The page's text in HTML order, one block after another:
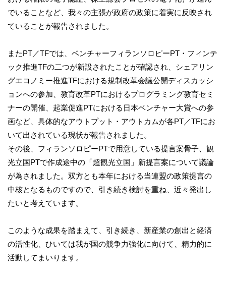
でいることなど、我々の主張が政府の政策に着実に反映され
ていることが報告されました。
またPT／TFでは、ベンチャーフィランソロピーPT・フィンテ
ック推進TFの二つが新設されたことが確認され、シェアリン
グエコノミー推進TFにおける規制改革会議公開ディスカッシ
ョンへの参加、教育改革PTにおけるプログラミング教育セミ
ナーの開催、起業促進PTにおける日本ベンチャー大賞への参
画など、具体的なアウトプット・アウトカムが各PT／TFにお
いて出されている現状が報告されました。
その後、フィランソロピーPTで用意している提言案骨子、観
光立国PTで作成途中の「超観光立国」新提言案について議論
が為されました。双方とも本年における当連盟の政策提言の
中核となるものですので、引き続き検討を重ね、近々発出し
たいと考えています。
このような成果を踏まえて、引き続き、新産業の創出と経済
の活性化、ひいては我が国の競争力強化に向けて、精力的に
活動してまいります。